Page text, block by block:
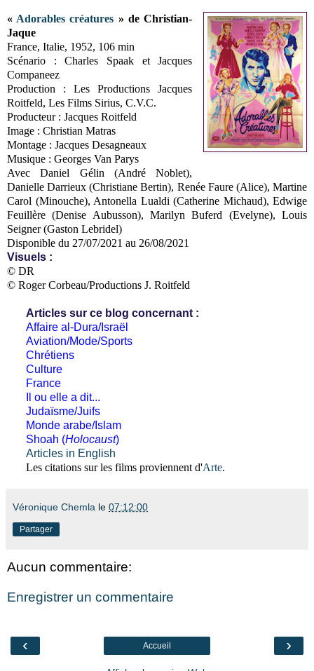
« Adorables créatures » de Christian-
Jaque
France, Italie, 1952, 106 min
Scénario : Charles Spaak et Jacques
Companeez
Production : Les Productions Jacques
Roitfeld, Les Films Sirius, C.V.C.
Producteur : Jacques Roitfeld
Image : Christian Matras
Montage : Jacques Desagneaux
Musique : Georges Van Parys
Avec Daniel Gélin (André Noblet),
Danielle Darrieux (Christiane Bertin), Renée Faure (Alice), Martine
Carol (Minouche), Antonella Lualdi (Catherine Michaud), Edwige
Feuillère (Denise Aubusson), Marilyn Buferd (Evelyne), Louis
Seigner (Gaston Lebridel)
Disponible du 27/07/2021 au 26/08/2021
Visuels :
© DR
© Roger Corbeau/Productions J. Roitfeld
Articles sur ce blog concernant :
Affaire al-Dura/Israël
Aviation/Mode/Sports
Chrétiens
Culture
France
Il ou elle a dit...
Judaïsme/Juifs
Monde arabe/Islam
Shoah (Holocaust)
Articles in English
Les citations sur les films proviennent d'Arte.
Véronique Chemla le 07:12:00
Partager
Aucun commentaire:
Enregistrer un commentaire
‹ ›
Accueil